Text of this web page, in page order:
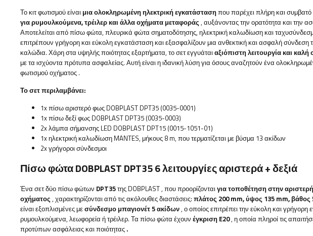
Το κιτ φωτισμού είναι μια ολοκληρωμένη ηλεκτρική εγκατάστασηπου παρέχει πλήρη και συμβατό
για ρυμουλκούμενα, τρέιλερ και άλλα οχήματα μεταφοράς, αυξάνοντας την ορατότητα και την
Αποτελείται από πίσω φώτα, πλευρικά φώτα σηματοδότησης, ηλεκτρική καλωδίωση και
επιτρέπουν γρήγορη και εύκολη εγκατάσταση και εξασφαλίζουν μια ανθεκτική και ασφαλή
καλώδια. Χάρη στα υψηλής ποιότητας εξαρτήματα, το σετ εγγυάταιαξιόπιστη λειτουργία και καλή
με τα ισχύοντα πρότυπα ασφαλείας. Αυτή είναι η ιδανική λύση για όσους αναζητούν ένα
φωτισμού οχήματος .
Το σετ περιλαμβάνει:
1x πίσω αριστερό φως DOBPLAST DPT35 (0035-0001)
1x πίσω δεξί φως DOBPLAST DPT35 (0035-0003)
2x λάμπα σήμανσης LED DOBPLAST DPT15 (0015-1051-01)
1x ηλεκτρική καλωδίωση MANTES, μήκους 8 m, που τερματίζεται με βύσμα 13 ακίδων
2x γρήγοροι σύνδεσμοι
Πίσω φώτα DOBPLAST DPT35 6 λειτουργίες αριστερά + δεξιά
Ένα σετ δύο πίσω φώτων DPT35της DOBPLAST, που προορίζονταιγια τοποθέτηση στην
οχήματος, χαρακτηρίζονται από τις ακόλουθες διαστάσεις: πλάτος 200 mm, ύψος 135 mm, βάθος
είναι εξοπλισμένες μεσύνδεσμο μπαγιονέτ 5 ακίδων, ο οποίος επιτρέπει την εύκολη και
ρυμουλκούμενα, λεωφορεία ή τρέιλερ. Τα πίσω φώτα έχουν έγκριση E20, η οποία πληροί τις
προτύπων ασφάλειας και ποιότητας .